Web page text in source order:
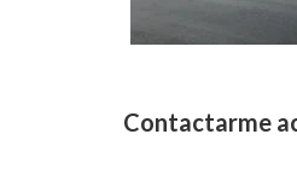
Contactarme